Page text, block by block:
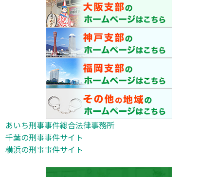
あいち刑事事件総合法律事務所
千葉の刑事事件サイト
横浜の刑事事件サイト